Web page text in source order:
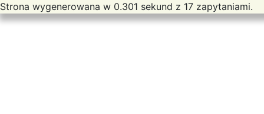
Strona wygenerowana w 0.301 sekund z 17 zapytaniami.